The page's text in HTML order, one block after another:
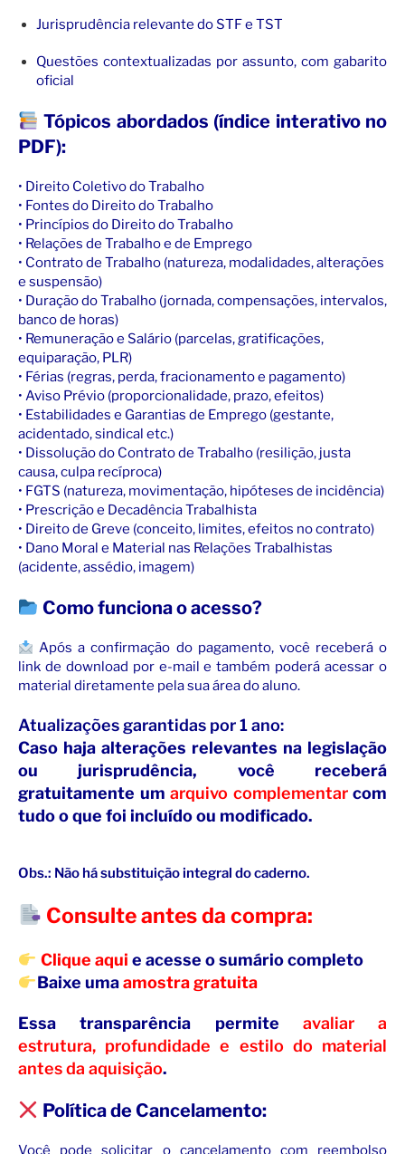
Jurisprudência relevante do STF e TST
Questões contextualizadas por assunto, com gabarito
oficial
Tópicos abordados (índice interativo no
PDF):
• Direito Coletivo do Trabalho
• Fontes do Direito do Trabalho
• Princípios do Direito do Trabalho
• Relações de Trabalho e de Emprego
• Contrato de Trabalho (natureza, modalidades, alterações
e suspensão)
• Duração do Trabalho (jornada, compensações, intervalos,
banco de horas)
• Remuneração e Salário (parcelas, gratificações,
equiparação, PLR)
• Férias (regras, perda, fracionamento e pagamento)
• Aviso Prévio (proporcionalidade, prazo, efeitos)
• Estabilidades e Garantias de Emprego (gestante,
acidentado, sindical etc.)
• Dissolução do Contrato de Trabalho (resilição, justa
causa, culpa recíproca)
• FGTS (natureza, movimentação, hipóteses de incidência)
• Prescrição e Decadência Trabalhista
• Direito de Greve (conceito, limites, efeitos no contrato)
• Dano Moral e Material nas Relações Trabalhistas
(acidente, assédio, imagem)
Como funciona o acesso?
Após a confirmação do pagamento, você receberá o
link de download por e-mail e também poderá acessar o
material diretamente pela sua área do aluno.
Atualizações garantidas por 1 ano:
Caso haja alterações relevantes na legislação
ou jurisprudência, você receberá
gratuitamente um arquivo complementar com
tudo o que foi incluído ou modificado.
Obs.: Não há substituição integral do caderno.
Consulte antes da compra:
Clique aqui e acesse o sumário completo
Baixe umaamostra gratuita
Essa transparência permite avaliar a
estrutura, profundidade e estilo do material
antes da aquisição.
Política de Cancelamento:
Você pode solicitar o cancelamento com reembolso